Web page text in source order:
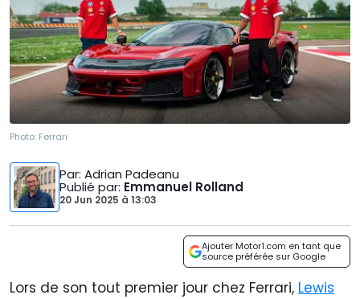
Photo: Ferrari
Par: Adrian Padeanu
Publié par: Emmanuel Rolland
20 Jun 2025 à 13:03
Ajouter Motor1.com en tant que
source préférée sur Google
Lors de son tout premier jour chez Ferrari, Lewis